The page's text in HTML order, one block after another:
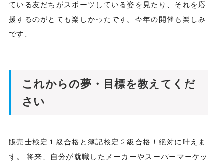
ている友だちがスポーツしている姿を見たり、それを応
援するのがとても楽しかったです。今年の開催も楽しみ
です。
これからの夢・目標を教えてくだ
さい
販売士検定１級合格と簿記検定２級合格！絶対に叶えま
す。 将来、自分が就職したメーカーやスーパーマーケッ